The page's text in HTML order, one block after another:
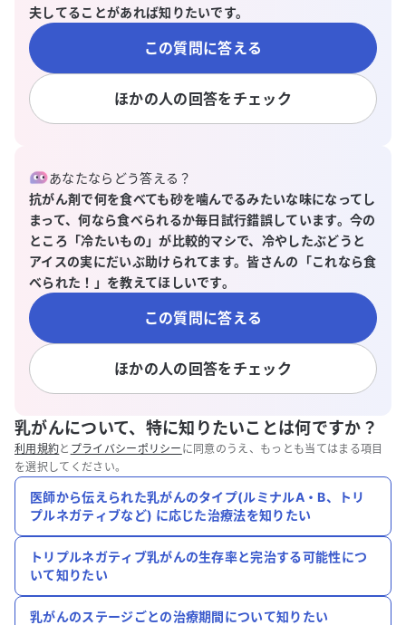
夫してることがあれば知りたいです。
この質問に答える
ほかの人の回答をチェック
あなたならどう答える？
抗がん剤で何を食べても砂を噛んでるみたいな味になってし
まって、何なら食べられるか毎日試行錯誤しています。今の
ところ「冷たいもの」が比較的マシで、冷やしたぶどうと
アイスの実にだいぶ助けられてます。皆さんの「これなら食
べられた！」を教えてほしいです。
この質問に答える
ほかの人の回答をチェック
乳がんについて、特に知りたいことは何ですか？
利用規約と プライバシーポリシー に同意のうえ、もっとも当てはまる項目
を選択してください。
医師から伝えられた乳がんのタイプ(ルミナルA・B、トリ
プルネガティブなど) に応じた治療法を知りたい
トリプルネガティブ乳がんの生存率と完治する可能性につ
いて知りたい
乳がんのステージごとの治療期間について知りたい